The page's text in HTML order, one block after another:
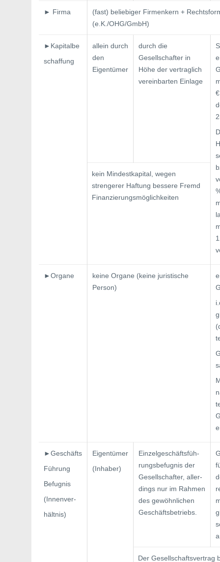
► Firma
(fast) beliebiger Firmenkern +
(e.K./OHG/GmbH)
►Kapitalbe­
schaffung
allein durch
den
Eigentümer
durch die
Gesellschafter in
Höhe der vertraglich
vereinbarten Einlage
kein Mindestkapital, wegen
strengerer Haftung bessere Fremd
Finanzierungsmöglichkeiten
►Organe
keine Organe (keine juristische
Person)
►Geschäfts­
Führung
Befugnis
(Innenver-­
hältnis)
Eigentümer
(Inhaber)
Einzelgeschäftsfüh­
rungsbefugnis der
Gesellschafter, aller­
dings nur im Rahmen
des gewöhnlichen
Geschäftsbetriebs.
Der Gesellschaftsvertrag